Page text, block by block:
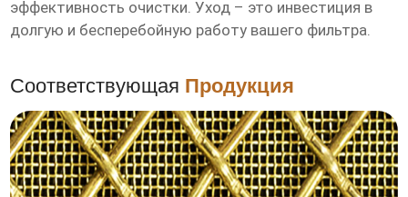
эффективность очистки. Уход – это инвестиция в
долгую и бесперебойную работу вашего фильтра.
Соответствующая Продукция